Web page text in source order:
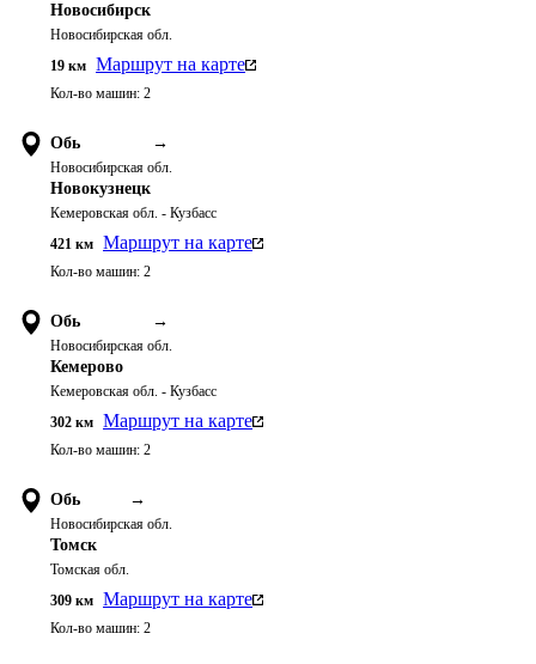
Новосибирск
Новосибирская обл.
19 км Маршрут на карте
Кол-во машин: 2
Обь →
Новосибирская обл.
Новокузнецк
Кемеровская обл. - Кузбасс
421 км Маршрут на карте
Кол-во машин: 2
Обь →
Новосибирская обл.
Кемерово
Кемеровская обл. - Кузбасс
302 км Маршрут на карте
Кол-во машин: 2
Обь →
Новосибирская обл.
Томск
Томская обл.
309 км Маршрут на карте
Кол-во машин: 2